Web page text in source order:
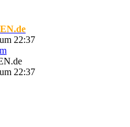
22:37
22:37